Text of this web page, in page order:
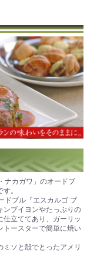
ナカガワ」のオードブ
。
ドブル『エスカルゴ ブ
ンブイヨンやたっぷりの
立ててあり、ガーリッ
トースターで簡単に焼い
ソと殻でとったアメリ